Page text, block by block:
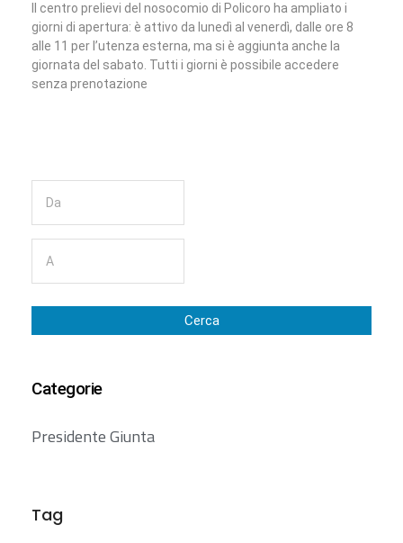
Il centro prelievi del nosocomio di Policoro ha ampliato i
giorni di apertura: è attivo da lunedì al venerdì, dalle ore 8
alle 11 per l’utenza esterna, ma si è aggiunta anche la
giornata del sabato. Tutti i giorni è possibile accedere
senza prenotazione
Cerca
Categorie
Presidente Giunta
Tag